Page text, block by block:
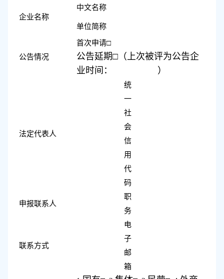
企业名称
中文名称
单位简称
公告情况
首次申请□
公告延期□（上次被评为公告企
业时间： ）
法定代表人
统
一
社
会
信
用
代
码
申报联系人
职
务
联系方式
电
子
邮
箱